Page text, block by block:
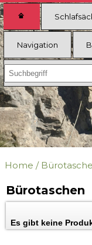
Navigation
Home /
Bürotaschen
Es gibt keine